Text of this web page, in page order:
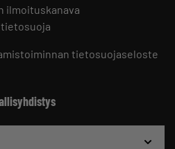
ilmoituskanava
tietosuojaseloste